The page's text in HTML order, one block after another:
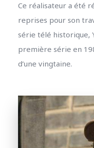
Ce réalisateur a été
reprises pour son
série télé historique,
première série en
d’une vingtaine.